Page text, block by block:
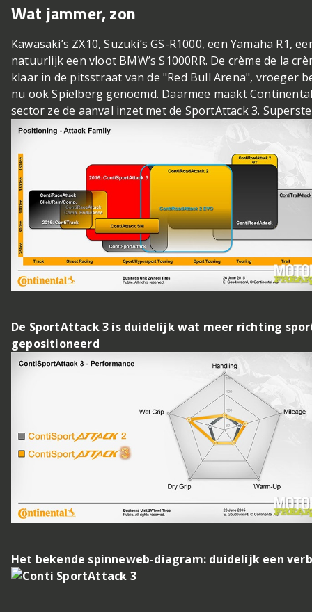
Wat jammer, zon
Kawasaki’s ZX10, Suzuki’s GS-R1000, een Yamaha R1,
natuurlijk een vloot BMW’s S1000RR. De crème de la
klaar in de pitsstraat van de "Red Bull Arena", vroeger
nu ook Spielberg genoemd. Daarmee maakt
sector ze de aanval inzet met de SportAttack 3.
De SportAttack 3 is duidelijk wat meer richting
gepositioneerd
Het bekende spinneweb-diagram: duidelijk een